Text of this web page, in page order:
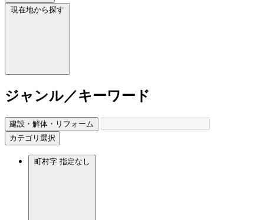
現在地から探す
ジャンル／キーワード
建設・解体・リフォーム
カテゴリ選択
町村字 指定なし